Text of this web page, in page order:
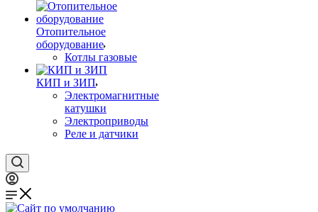
Отопительное
оборудование
Котлы газовые
КИП и ЗИП
Электромагнитные
катушки
Электроприводы
Реле и датчики